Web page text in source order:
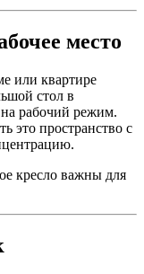
место
или квартире
стол в
рабочий режим.
это пространство с
кресло важны для